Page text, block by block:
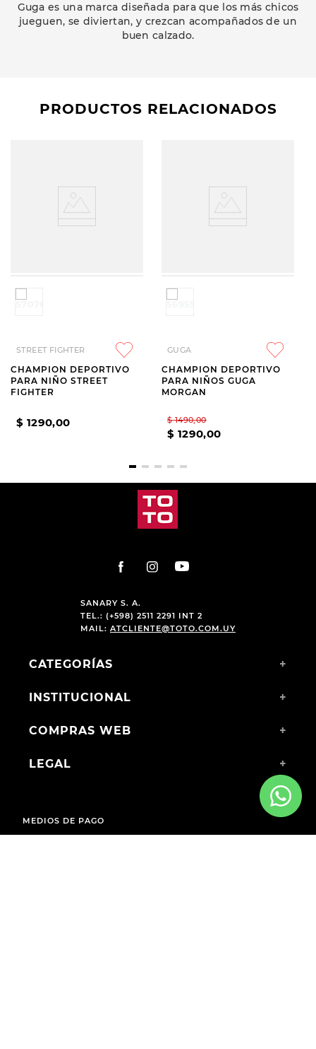
Guga es una marca diseñada para que los más chicos
jueguen, se diviertan, y crezcan acompañados de un
buen calzado.
PRODUCTOS RELACIONADOS
STREET FIGHTER
CHAMPION DEPORTIVO
PARA NIÑO STREET
FIGHTER
$ 1290,00
GUGA
CHAMPION DEPORTIVO
PARA NIÑOS GUGA
MORGAN
$ 1490,00
$ 1290,00
SANARY S. A.
TEL.: (+598) 2511 2291 INT 2
MAIL: ATCLIENTE@TOTO.COM.UY
CATEGORÍAS +
INSTITUCIONAL +
COMPRAS WEB +
LEGAL +
MEDIOS DE PAGO